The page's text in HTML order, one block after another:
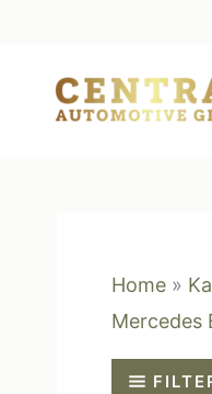
content
Home »
Mercedes